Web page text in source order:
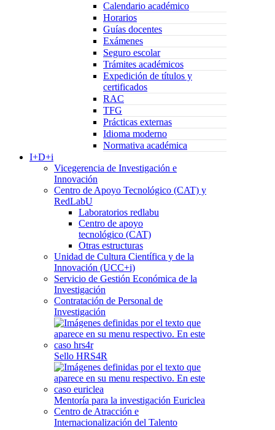
Calendario académico
Horarios
Guías docentes
Exámenes
Seguro escolar
Trámites académicos
Expedición de títulos y
certificados
RAC
TFG
Prácticas externas
Idioma moderno
Normativa académica
I+D+i
Vicegerencia de Investigación e
Innovación
Centro de Apoyo Tecnológico (CAT) y
RedLabU
Laboratorios redlabu
Centro de apoyo
tecnológico (CAT)
Otras estructuras
Unidad de Cultura Científica y de la
Innovación (UCC+i)
Servicio de Gestión Económica de la
Investigación
Contratación de Personal de
Investigación
Sello HRS4R
Mentoría para la investigación Euriclea
Centro de Atracción e
Internacionalización del Talento